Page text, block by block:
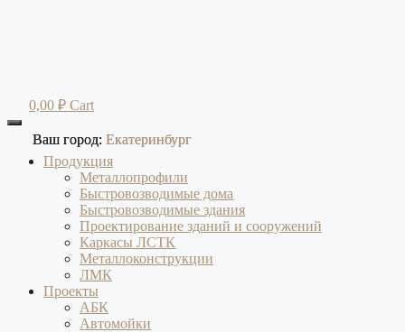
0,00 ₽ Cart
Продукция
Металлопрофили
Быстровозводимые дома
Быстровозводимые здания
Проектирование зданий и сооружений
Каркасы ЛСТК
Металлоконструкции
ЛМК
Проекты
АБК
Автомойки
Ваш город: Екатеринбург
Ваш город: Екатеринбург